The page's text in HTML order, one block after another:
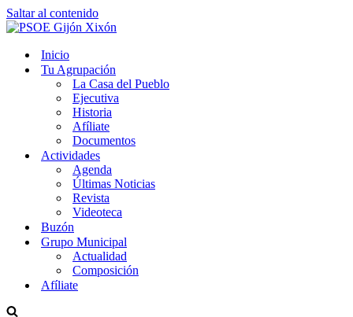
Saltar al contenido
Inicio
Tu Agrupación
La Casa del Pueblo
Ejecutiva
Historia
Afíliate
Documentos
Actividades
Agenda
Últimas Noticias
Revista
Videoteca
Buzón
Grupo Municipal
Actualidad
Composición
Afíliate